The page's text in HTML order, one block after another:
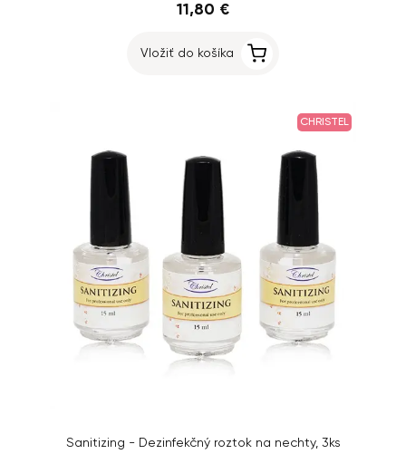
11,80 €
Vložiť do košíka
CHRISTEL
Sanitizing - Dezinfekčný roztok na nechty, 3ks